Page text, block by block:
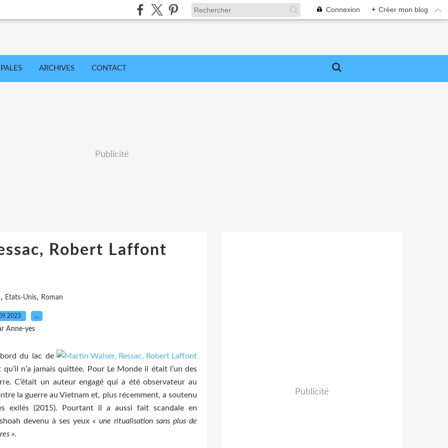
Connexion + Créer mon blog
ARCHIVES CONTACT
Publicité
Robert Laffont
, Etats-Unis, Roman
…
Anne-yes
du lac de
n’a jamais quittée. Pour Le Monde il était l’un des
C’était un auteur engagé qui a été observateur au
la guerre au Vietnam et, plus récemment, a soutenu
exilés (2015). Pourtant il a aussi fait scandale en
devenu à ses yeux« une ritualisation sans plus de
».
Publicité